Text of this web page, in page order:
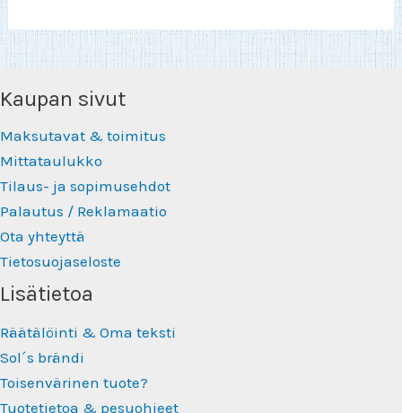
Kaupan sivut
Maksutavat & toimitus
Mittataulukko
Tilaus- ja sopimusehdot
Palautus / Reklamaatio
Ota yhteyttä
Tietosuojaseloste
Lisätietoa
Räätälöinti & Oma teksti
Sol´s brändi
Toisenvärinen tuote?
Tuotetietoa & pesuohjeet